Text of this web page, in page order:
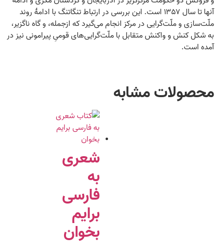
آنها تا سال ۱۳۵۷ است. این بررسی در ارتباط تنگاتنگ با ادامهٔ روند
ملّت‌سازی و ملّت‌گرایی در مرکز انجام می‌گیرد که ازجمله، و گاه ناگزیر،
به شکل کنش و واکنش متقابل با ملّت‌گرایی‌های قومیِ پیرامونی نیز در
آمده است.
محصولات مشابه
شعری
به
فارسی
برایم
بخوان